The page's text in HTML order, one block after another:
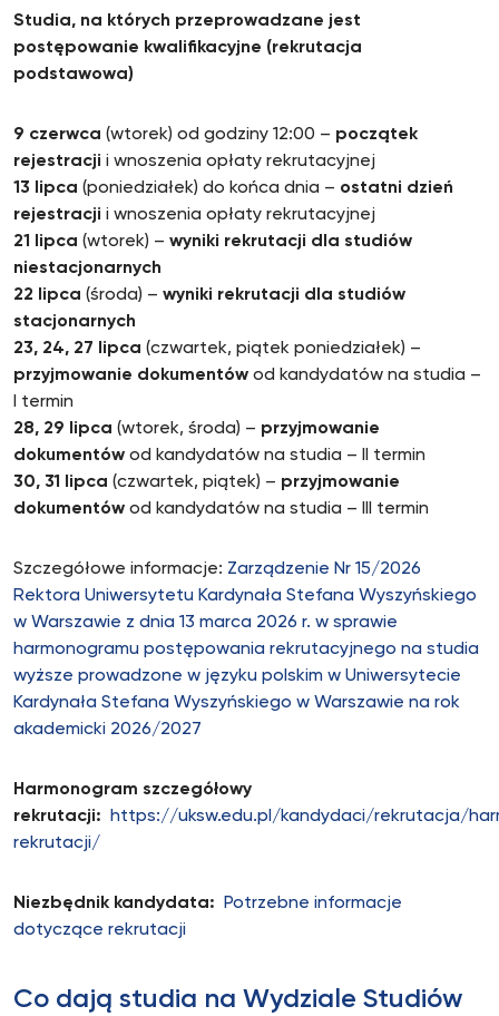
Studia, na których przeprowadzane jest
postępowanie kwalifikacyjne (rekrutacja
podstawowa)
9 czerwca (wtorek) od godziny 12:00 – początek
rejestracji i wnoszenia opłaty rekrutacyjnej
13 lipca (poniedziałek) do końca dnia – ostatni dzień
rejestracji i wnoszenia opłaty rekrutacyjnej
21 lipca (wtorek) – wyniki rekrutacji dla studiów
niestacjonarnych
22 lipca (środa) – wyniki rekrutacji dla studiów
stacjonarnych
23, 24, 27 lipca (czwartek, piątek poniedziałek) –
przyjmowanie dokumentów od kandydatów na studia –
I termin
28, 29 lipca (wtorek, środa) – przyjmowanie
dokumentów od kandydatów na studia – II termin
30, 31 lipca (czwartek, piątek) – przyjmowanie
dokumentów od kandydatów na studia – III termin
Szczegółowe informacje: Zarządzenie Nr 15/2026
Rektora Uniwersytetu Kardynała Stefana Wyszyńskiego
w Warszawie z dnia 13 marca 2026 r. w sprawie
harmonogramu postępowania rekrutacyjnego na studia
wyższe prowadzone w języku polskim w Uniwersytecie
Kardynała Stefana Wyszyńskiego w Warszawie na rok
akademicki 2026/2027
Harmonogram szczegółowy
rekrutacji:
https://uksw.edu.pl/kandydaci/rekrutacja/
rekrutacji/
Niezbędnik kandydata:
Potrzebne informacje
dotyczące rekrutacji
Co dają studia na Wydziale Studiów